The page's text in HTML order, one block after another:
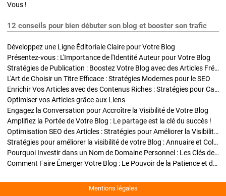
Vous !
12 conseils pour bien débuter son blog et booster son trafic
Développez une Ligne Éditoriale Claire pour Votre Blog
Présentez-vous : L'Importance de l'Identité Auteur pour Votre Blog
Stratégies de Publication : Boostez Votre Blog avec des Articles Fréquents et Exclusifs
L'Art de Choisir un Titre Efficace : Stratégies Modernes pour le SEO
Enrichir Vos Articles avec des Contenus Riches : Stratégies pour Captiver et Optimiser
Optimiser vos Articles grâce aux Liens
Engagez la Conversation pour Accroître la Visibilité de Votre Blog
Amplifiez la Portée de Votre Blog : Le partage est la clé du succès !
Optimisation SEO des Articles : Stratégies pour Améliorer la Visibilité de Votre Blog
Stratégies pour améliorer la visibilité de votre Blog : Annuaire et Collaborations
Pourquoi Investir dans un Nom de Domaine Personnel : Les Clés de la Réussite de Votre Blog
Comment Faire Émerger Votre Blog : Le Pouvoir de la Patience et de la Persévérance
Mentions légales